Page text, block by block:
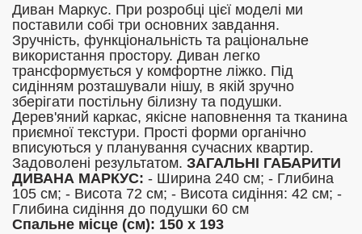
Диван Маркус. При розробці цієї моделі ми
поставили собі три основних завдання.
Зручність, функціональність та раціональне
використання простору. Диван легко
трансформується у комфортне ліжко. Під
сидінням розташували нішу, в якій зручно
зберігати постільну білизну та подушки.
Дерев'яний каркас, якісне наповнення та тканина
приємної текстури. Прості форми органічно
вписуються у планування сучасних квартир.
Задоволені результатом. ЗАГАЛЬНІ ГАБАРИТИ
ДИВАНА МАРКУС: - Ширина 240 см; - Глибина
105 см; - Висота 72 см; - Висота сидіння: 42 см; -
Глибина сидіння до подушки 60 см
Спальне місце (см): 150 х 193